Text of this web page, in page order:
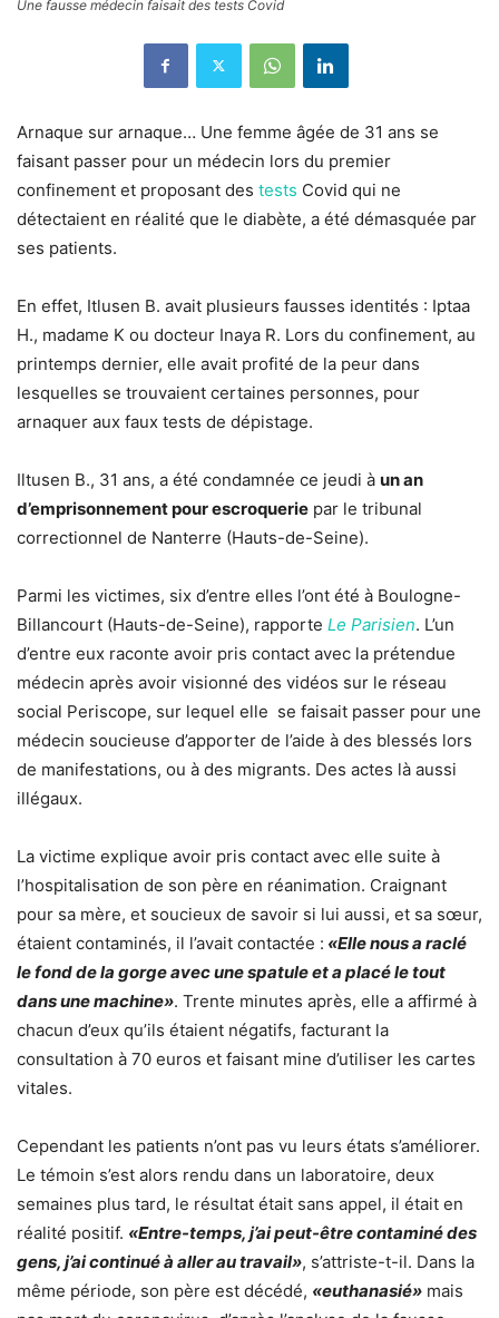
Une fausse médecin faisait des tests Covid
Arnaque sur arnaque… Une femme âgée de 31 ans se
faisant passer pour un médecin lors du premier
confinement et proposant des tests Covid qui ne
détectaient en réalité que le diabète, a été démasquée par
ses patients.
En effet, Itlusen B. avait plusieurs fausses identités : Iptaa
H., madame K ou docteur Inaya R. Lors du confinement, au
printemps dernier, elle avait profité de la peur dans
lesquelles se trouvaient certaines personnes, pour
arnaquer aux faux tests de dépistage.
Iltusen B., 31 ans, a été condamnée ce jeudi à un an
d’emprisonnement pour escroquerie par le tribunal
correctionnel de Nanterre (Hauts-de-Seine).
Parmi les victimes, six d’entre elles l’ont été à Boulogne-
Billancourt (Hauts-de-Seine), rapporte Le Parisien. L’un
d’entre eux raconte avoir pris contact avec la prétendue
médecin après avoir visionné des vidéos sur le réseau
social Periscope, sur lequel elle se faisait passer pour une
médecin soucieuse d’apporter de l’aide à des blessés lors
de manifestations, ou à des migrants. Des actes là aussi
illégaux.
La victime explique avoir pris contact avec elle suite à
l’hospitalisation de son père en réanimation. Craignant
pour sa mère, et soucieux de savoir si lui aussi, et sa sœur,
étaient contaminés, il l’avait contactée : «Elle nous a raclé
le fond de la gorge avec une spatule et a placé le tout
dans une machine». Trente minutes après, elle a affirmé à
chacun d’eux qu’ils étaient négatifs, facturant la
consultation à 70 euros et faisant mine d’utiliser les cartes
vitales.
Cependant les patients n’ont pas vu leurs états s’améliorer.
Le témoin s’est alors rendu dans un laboratoire, deux
semaines plus tard, le résultat était sans appel, il était en
réalité positif. «Entre-temps, j’ai peut-être contaminé des
gens, j’ai continué à aller au travail», s’attriste-t-il. Dans la
même période, son père est décédé, «euthanasié» mais